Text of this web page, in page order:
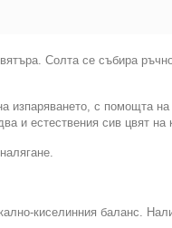
Солта се събира
изпаряването, с помощта
и естествения сив цвят на
киселинния баланс.